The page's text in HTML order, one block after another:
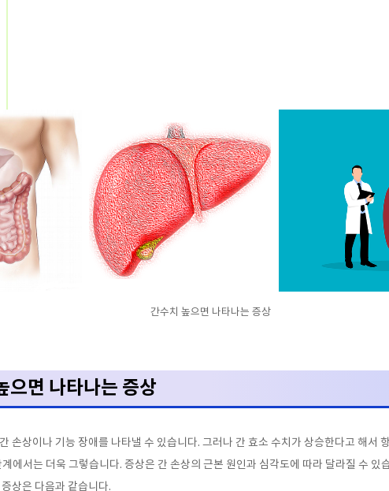
간수치 높으면 나타나는 증상
으면 나타나는 증상
손상이나 기능 장애를 나타낼 수 있습니다. 그러나 간 효소 수치가 상승한다고 해서
에서는 더욱 그렇습니다. 증상은 간 손상의 근본 원인과 심각도에 따라 달라질 수 있
상은 다음과 같습니다.